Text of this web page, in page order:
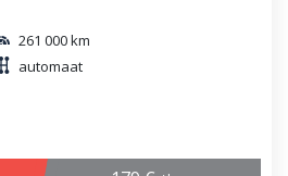
261 000 km
automaat